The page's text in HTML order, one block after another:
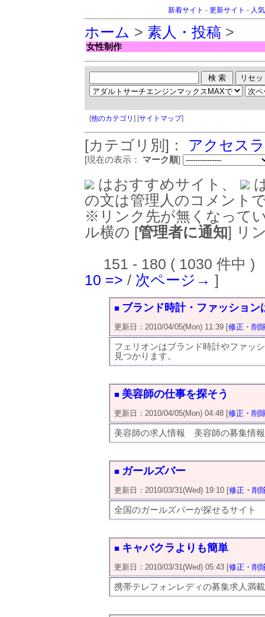
新着サイト - 更新サイト - 人
ホーム > 素人・投稿 >
女性制作
[他のカテゴリ ] [サイトマップ]
[カテゴリ別]： アクセス
[現在の表示： マーク順]
はおすすめサイト、
の文は管理人のコメント
※リンク先が無くなって
ル横の [管理者に通知] リ
151 - 180 ( 1030 件中
10 => / 次ページ→ ]
■ ブランド時計・ファッション
更新日：2010/04/05(Mon) 11:39 [修正・削
フェリオンはブランド時計やファッ
見つかります。
■ 美容師の仕事を探そう
更新日：2010/04/05(Mon) 04:48 [修正・削
美容師の求人情報 美容師の募集情
■ ガールズバー
更新日：2010/03/31(Wed) 19:10 [修正・削
全国のガールズバーが探せるサイト
■ キャバクラよりも簡単
更新日：2010/03/31(Wed) 05:43 [修正・削
携帯テレフォンレディの募集求人満